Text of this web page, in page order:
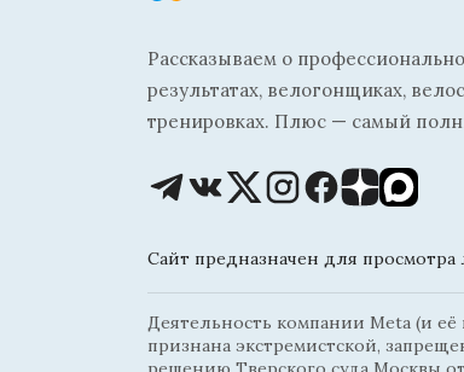
Рассказываем о
результатах, велогонщиках,
тренировках. Плюс — самый
Сайт предназначен для просмотра
Деятельность компании Meta (и её
признана экстремистской,